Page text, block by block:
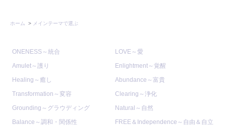
ホーム > メインテーマで選ぶ
ONENESS～統合
LOVE～愛
Amulet～護り
Enlightment～覚醒
Healing～癒し
Abundance～富貴
Transformation～変容
Clearing～浄化
Grounding～グラウディング
Natural～自然
Balance～調和・関係性
FREE＆Independence～自由＆自立